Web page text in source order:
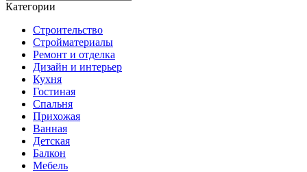
Категории
Строительство
Стройматериалы
Ремонт и отделка
Дизайн и интерьер
Кухня
Гостиная
Спальня
Прихожая
Ванная
Детская
Балкон
Мебель